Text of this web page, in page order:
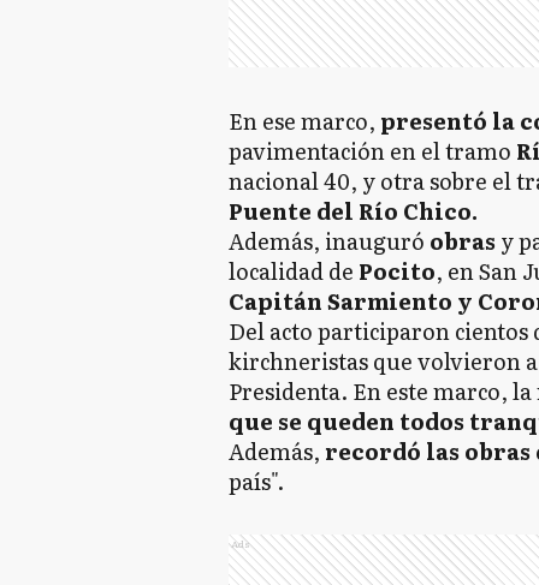
En ese marco, presentó la
pavimentación en el tramo
nacional 40, y otra sobre el
Puente del Río Chico.
Además, inauguró obras y
localidad de Pocito, en San
Capitán Sarmiento y
Del acto participaron cientos
kirchneristas que volvieron
Presidenta. En este marco,
que se queden todos
Además, recordó las obras
país".
Ads